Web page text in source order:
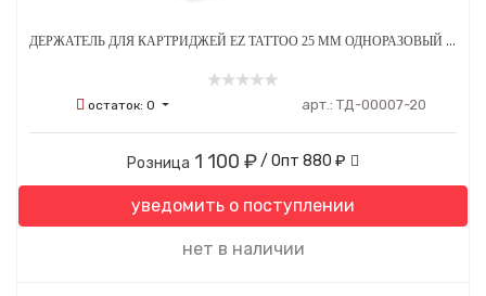
ДЕРЖАТЕЛЬ ДЛЯ КАРТРИДЖЕЙ EZ TATTOO 25 ММ ОДНОРАЗОВЫЙ СТЕРИЛЬНЫЙ ЗЕЛЕНЫЙ - 20 ШТ
остаток: 0 арт.: ТД-00007-20
Розница 1 100 ₽/ Опт 880 ₽
уведомить о поступлении
нет в наличии